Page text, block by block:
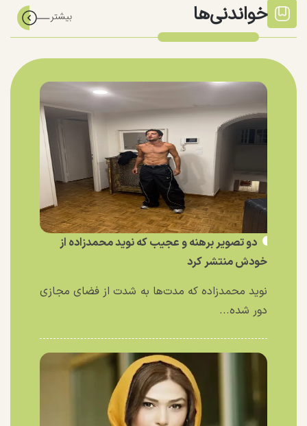
خواندنی‌ها
دو تصویر برهنه و عجیب که نوید محمدزاده از
خودش منتشر کرد
نوید محمدزاده که مدت‌ها به شدت از فضای مجازی
دور شده...